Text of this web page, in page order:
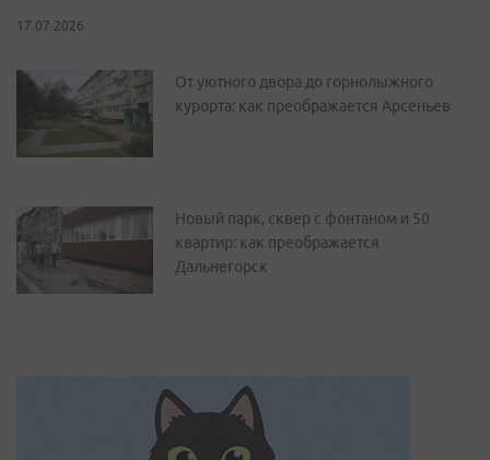
17.07.2026
От уютного двора до горнолыжного
курорта: как преображается Арсеньев
Новый парк, сквер с фонтаном и 50
квартир: как преображается
Дальнегорск